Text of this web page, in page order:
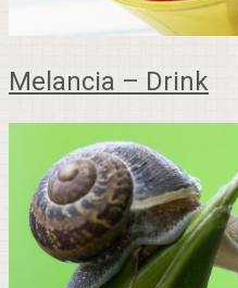
Melancia – Drink